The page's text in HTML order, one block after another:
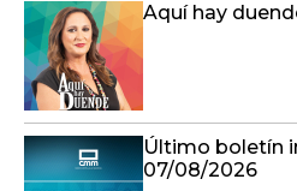
Aquí hay
Último boletín
07/08/2026